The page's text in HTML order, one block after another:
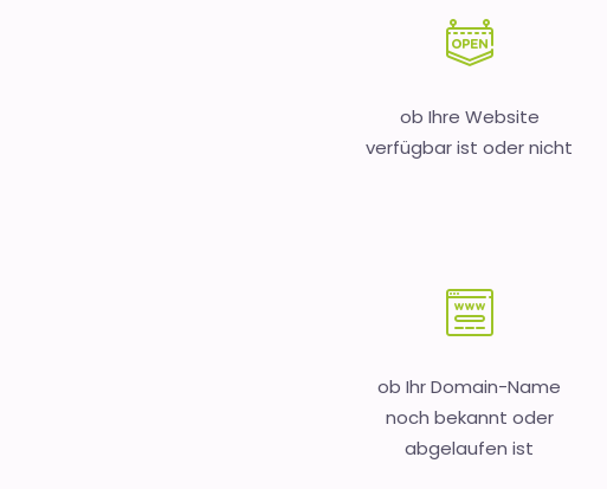
ob Ihre Website
verfügbar ist oder nicht
ob Ihr Domain-Name
noch bekannt oder
abgelaufen ist